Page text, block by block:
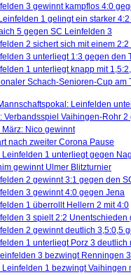
3 gewinnt kampflos 4:0
1 gelingt ein starker
5 gegen SC Leinfelden 3
2 sichert sich mit einem
3 unterliegt 1:3 gegen den
1 unterliegt knapp mit
Schach-Senioren-Cup am
Leinfelden
Verbandsspiel Vaihingen-Rohr
Nico gewinnt
nach zweiter Corona Pause
Leinfelden 1 unterliegt gegen
gewinnt Ulmer Blitzturnier
2 gewinnt 3:1 gegen den
3 gewinnt 4:0 gegen Jena
1 überrollt Hellern 2 mit 4:0
3 spielt 2:2 Unentschieden
2 gewinnt deutlich 3,5:0,5
1 unterliegt Porz 3 deutlich
3 bezwingt Renningen
Leinfelden 1 bezwingt Vaihingen